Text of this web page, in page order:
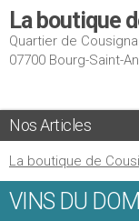
La boutique
Quartier de
07700 Bourg-Saint-
Nos Articles
La boutique de
VINS DU